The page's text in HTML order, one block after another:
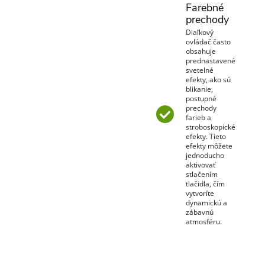
Farebné
prechody
Diaľkový
ovládač často
obsahuje
prednastavené
svetelné
efekty, ako sú
blikanie,
postupné
prechody
farieb a
stroboskopické
efekty. Tieto
efekty môžete
jednoducho
aktivovať
stlačením
tlačidla, čím
vytvoríte
dynamickú a
zábavnú
atmosféru.